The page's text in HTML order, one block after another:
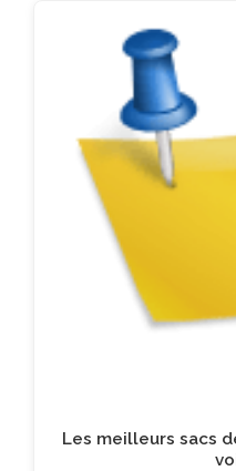
Les meilleurs sacs